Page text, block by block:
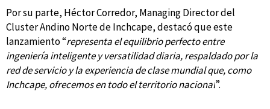
Por su parte, Héctor Corredor, Managing Director del
Cluster Andino Norte de Inchcape, destacó que este
lanzamiento “representa el equilibrio perfecto entre
ingeniería inteligente y versatilidad diaria, respaldado por la
red de servicio y la experiencia de clase mundial que, como
Inchcape, ofrecemos en todo el territorio nacional”.